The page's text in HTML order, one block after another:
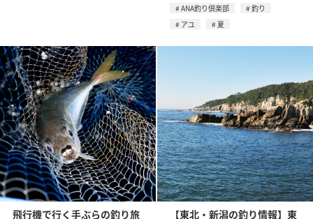
ANA釣り倶楽部
釣り
アユ
夏
飛行機で行く手ぶらの釣り旅
【東北・新潟の釣り情報】東